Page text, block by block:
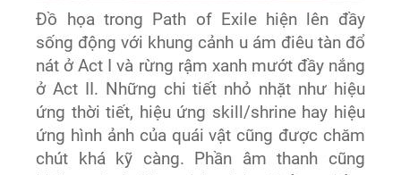
Đồ họa trong Path of Exile hiện lên đầy
sống động với khung cảnh u ám điêu tàn đổ
nát ở Act I và rừng rậm xanh mướt đầy nắng
ở Act II. Những chi tiết nhỏ nhặt như hiệu
ứng thời tiết, hiệu ứng skill/shrine hay hiệu
ứng hình ảnh của quái vật cũng được chăm
chút khá kỹ càng. Phần âm thanh cũng